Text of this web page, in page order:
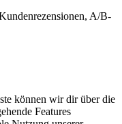
A/B-
können wir dir über die
Features